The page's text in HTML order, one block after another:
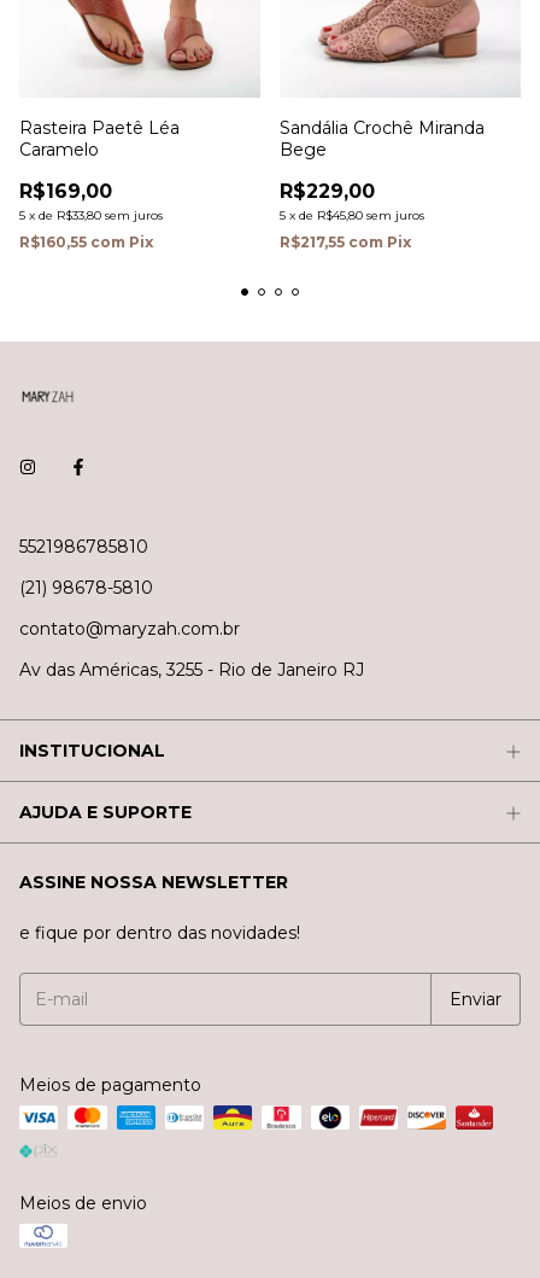
Rasteira Paetê Léa
Caramelo
R$169,00
5 x de R$33,80 sem juros
R$160,55 com Pix
Sandália Crochê Miranda
Bege
R$229,00
5 x de R$45,80 sem juros
R$217,55 com Pix
5521986785810
(21) 98678-5810
contato@maryzah.com.br
Av das Américas, 3255 - Rio de Janeiro RJ
INSTITUCIONAL
AJUDA E SUPORTE
ASSINE NOSSA NEWSLETTER
e fique por dentro das novidades!
Meios de pagamento
Meios de envio